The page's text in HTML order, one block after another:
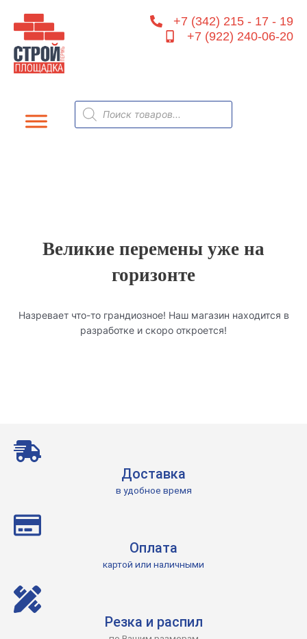
содержимому
+7 (342) 215 - 17 - 19
+7 (922) 240-06-20
Поиск
товаров
Великие перемены уже на
горизонте
Назревает что-то грандиозное! Наш магазин находится в
разработке и скоро откроется!
Доставка
в удобное время
Оплата
картой или наличными
Резка и распил